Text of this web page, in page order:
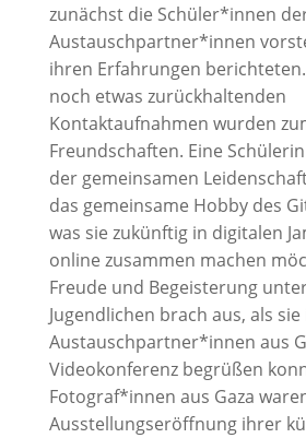
zunächst die Schüler*innen
Austauschpartner*innen
ihren Erfahrungen
noch etwas zurückhaltenden
Kontaktaufnahmen wurden
Freundschaften. Eine
der gemeinsamen
das gemeinsame Hobby des
was sie zukünftig in digitalen
online zusammen machen
Freude und Begeisterung
Jugendlichen brach aus, als
Austauschpartner*innen aus
Videokonferenz begrüßen
Fotograf*innen aus Gaza
Ausstellungseröffnung ihrer